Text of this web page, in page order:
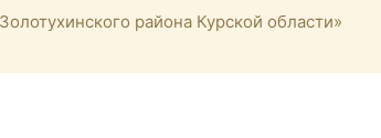
района Курской области»